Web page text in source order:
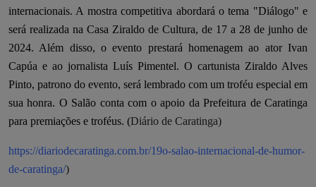
internacionais. A mostra competitiva abordará o tema "Diálogo" e
será realizada na Casa Ziraldo de Cultura, de 17 a 28 de junho de
2024. Além disso, o evento prestará homenagem ao ator Ivan
Capúa e ao jornalista Luís Pimentel. O cartunista Ziraldo Alves
Pinto, patrono do evento, será lembrado com um troféu especial em
sua honra. O Salão conta com o apoio da Prefeitura de Caratinga
para premiações e troféus. (Diário de Caratinga)
https://diariodecaratinga.com.br/19o-salao-internacional-de-humor-
de-caratinga/)